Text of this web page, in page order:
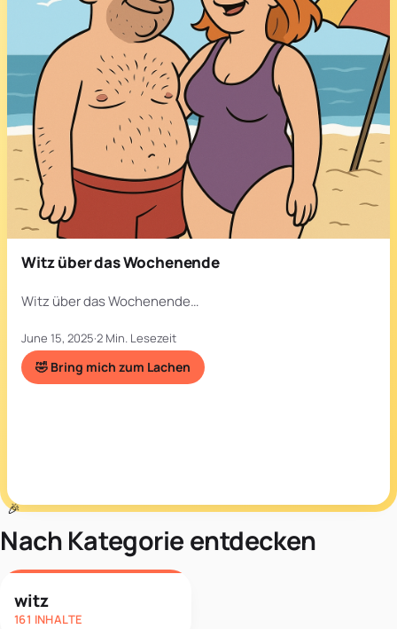
Witz über das Wochenende
Witz über das Wochenende…
June 15, 2025·2 Min. Lesezeit
🤣 Bring mich zum Lachen
Nach Kategorie entdecken
witz
161 INHALTE